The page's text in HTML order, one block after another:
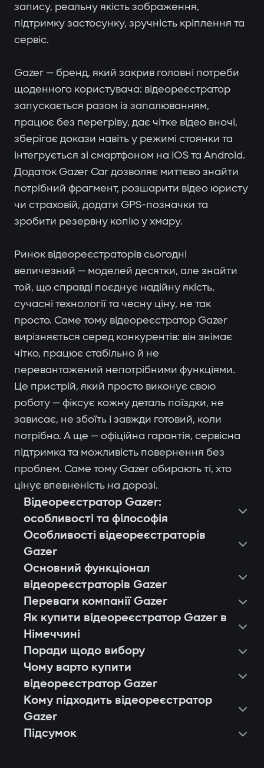
запису, реальну якість зображення,
підтримку застосунку, зручність кріплення та
сервіс.
Gazer — бренд, який закрив головні потреби
щоденного користувача: відеореєстратор
запускається разом із запалюванням,
працює без перегріву, дає чітке відео вночі,
зберігає докази навіть у режимі стоянки та
інтегрується зі смартфоном на iOS та Android.
Додаток Gazer Car дозволяє миттєво знайти
потрібний фрагмент, розшарити відео юристу
чи страховій, додати GPS-позначки та
зробити резервну копію у хмару.
Ринок відеореєстраторів сьогодні
величезний — моделей десятки, але знайти
той, що справді поєднує надійну якість,
сучасні технології та чесну ціну, не так
просто. Саме тому відеореєстратор Gazer
вирізняється серед конкурентів: він знімає
чітко, працює стабільно й не
перевантажений непотрібними функціями.
Це пристрій, який просто виконує свою
роботу — фіксує кожну деталь поїздки, не
зависає, не збоїть і завжди готовий, коли
потрібно. А ще — офіційна гарантія, сервісна
підтримка та можливість повернення без
проблем. Саме тому Gazer обирають ті, хто
цінує впевненість на дорозі.
Відеореєстратор Gazer:
особливості та філософія
Особливості відеореєстраторів
Gazer
Основний функціонал
відеореєстраторів Gazer
Переваги компанії Gazer
Як купити відеореєстратор Gazer в
Німеччині
Поради щодо вибору
Чому варто купити
відеореєстратор Gazer
Європейська якість і стабільність.
Кожен відеореєстратор Gazer
проходить тестування на тисячі годин
Кому підходить відеореєстратор
Gazer
Власникам легкових авто, які хочуть
Підсумок